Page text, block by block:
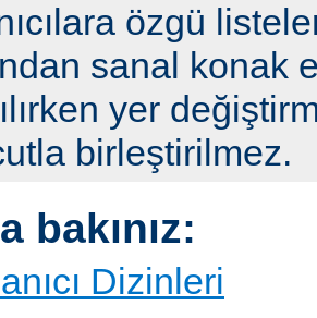
özgü
sanal konak
yer
birleştirilmez.
bakınız:
Dizinleri